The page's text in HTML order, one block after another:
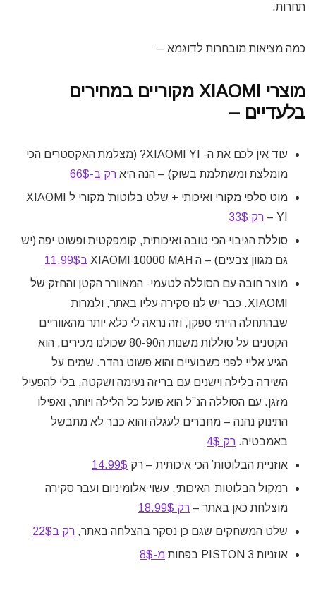
תחרות.
כמה מציאות מובחרות לדוגמא –
מוצרי XIAOMI מקוריים במחירים
בלעדיים –
עוד אין לכם את ה- XIAOMI YI? (מצלמת האקסטרים הכי
מומלצת ומשתלמת בשוק) – הנה היא רק ב-66$
מוט סלפי מקורי ואיכותי + שלט בלוטות’ מקורי ל XIAOMI
YI –
רק 33$
סוללת הגיבוי הכי טובה ואיכותית, קומפקטית ופשוט יפה (יש
גם מגוון צבעים) – ה XIAOMI 10000 MAH
ב11.99$
מוצר חובה עם הסוללה לטעמי- המאוורר הקטן והחזק של
XIAOMI. כבר יש לנו סקירה עליו באתר, ולמרות
שבהתחלה הייתי ספקן, וזה נראה לי כלא יותר מהאווריים
הקטנים על סוללות משנות ה80-90 שכולנו מכירים, הוא
הגיע אליי לפני כשבועיים והוא פשוט נהדר. שמים על
השידה בלילה וישנים עם בריזה נעימה ושקטה, בלי להפעיל
מזגן. עם הסוללה הנ”ל הוא פועל כל הלילה ויותר, ואפילו
התינוק נהנה – מחברים לעגלה והוא כבר לא מתבשל
באמבטיה. רק 4$
אוזניית הבלוטות’ הכי איכותית – רק 14.99$
רמקול הבלוטות’ האיכותי, עשוי אלומיניום ועבר סקירה
מוצלחת כאן באתר – רק 18.99$
שלט המשחקים שגם כן נסקר בהצלחה באתר, רק ב22$
אוזניות PISTON 3 בפחות
מ-8$